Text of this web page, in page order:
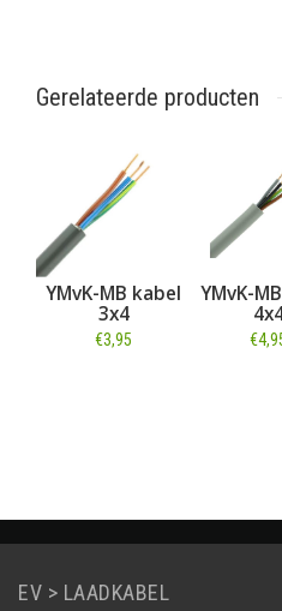
Gerelateerde producten
MB kabel
YMvK-MB kabel
EV > LAADKABEL